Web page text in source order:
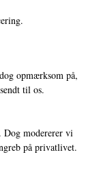
opmærksom på,
til os.
Dog modererer vi
på privatlivet.